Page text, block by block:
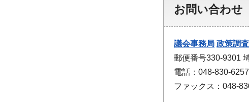
お問い合わせ
議会事務局 政策調
郵便番号330-9301
電話：048-830-6257
ファックス：048-